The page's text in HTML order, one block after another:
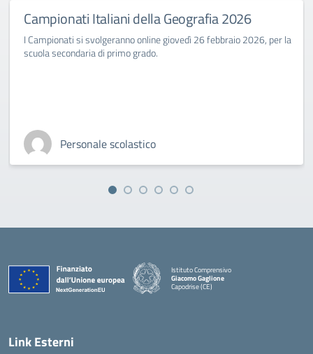
Campionati Italiani della Geografia 2026
I Campionati si svolgeranno online giovedì 26 febbraio 2026, per la
scuola secondaria di primo grado.
Personale scolastico
Istituto Comprensivo
Giacomo Gaglione
Capodrise (CE)
— Visita la pagina iniziale della scuola
Link Esterni